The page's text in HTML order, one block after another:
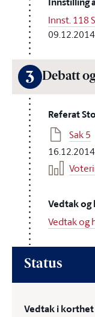
Innst. 118
09.12.2014
3 Debatt
Referat
Sak 5
16.12.2014
Vedtak og
Vedtak og
Status
Vedtak i korthet